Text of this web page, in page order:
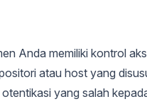
Anda memiliki kontrol
atau host yang
yang salah